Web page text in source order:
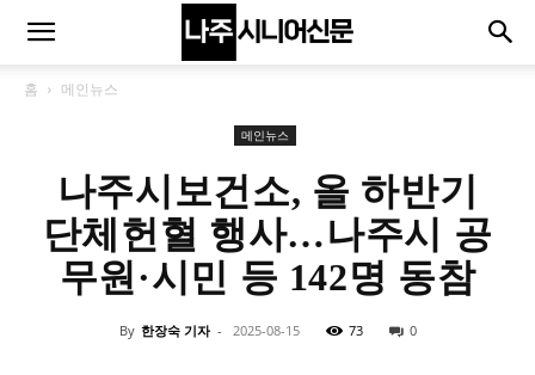
홈 메인뉴스
메인뉴스
나주시보건소, 올 하반기
단체헌혈 행사…나주시 공
무원·시민 등 142명 동참
By 한장숙 기자 - 2025-08-15 73 0